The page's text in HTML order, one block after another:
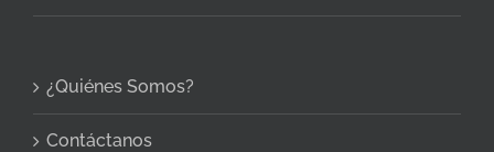
¿Quiénes Somos?
Contáctanos